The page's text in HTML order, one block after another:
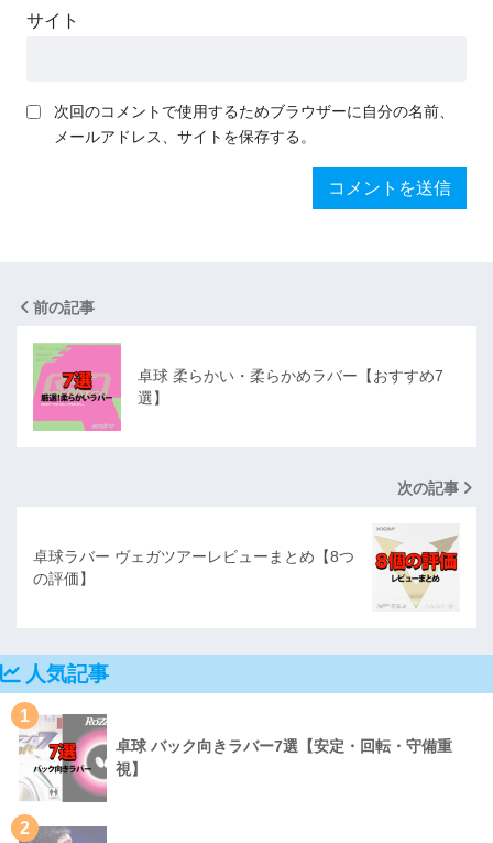
サイト
次回のコメントで使用するためブラウザーに自分の名前、
メールアドレス、サイトを保存する。
前の記事
卓球 柔らかい・柔らかめラバー【おすすめ7
選】
次の記事
卓球ラバー ヴェガツアーレビューまとめ【8つ
の評価】
人気記事
1
卓球 バック向きラバー7選【安定・回転・守備重
視】
2